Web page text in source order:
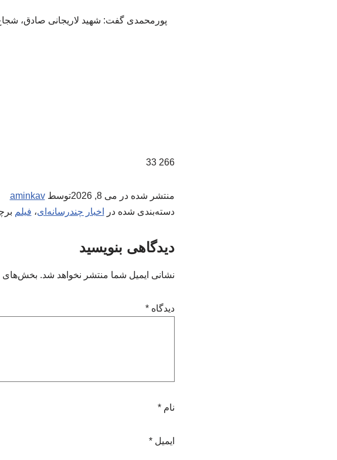
پورمحمدی گفت: شهید لاریجانی صادق،
266 33
منتشر شده در می 8, 2026 توسطaminkav
دسته‌بندی شده در
اخبار چندرسانه‌ای، فیلم
دیدگاهی بنویسید
نشانی ایمیل شما منتشر نخواهد شد. بخش‌های
دیدگاه*
نام*
ایمیل*